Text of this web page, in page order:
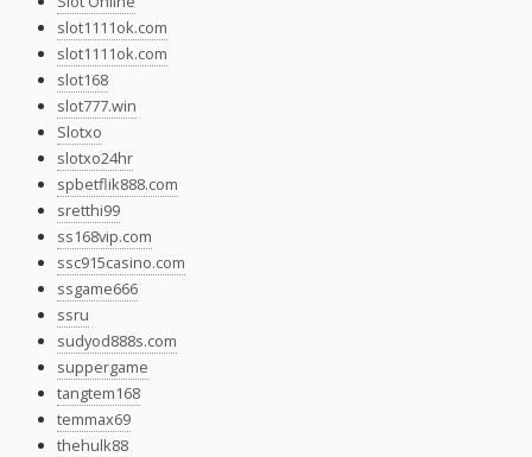
slot1111ok.com
slot1111ok.com
slot168
slot777.win
Slotxo
slotxo24hr
spbetflik888.com
sretthi99
ss168vip.com
ssc915casino.com
ssgame666
ssru
sudyod888s.com
suppergame
tangtem168
temmax69
thehulk88